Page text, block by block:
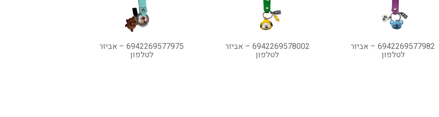
6942269577982 – אביזר
לטלפון
6942269578002 – אביזר
לטלפון
6942269577975 – אביזר
לטלפון